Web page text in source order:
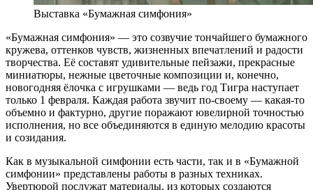
Выставка «Бумажная симфония»
«Бумажная симфония» — это созвучие тончайшего бумажного
кружева, оттенков чувств, жизненных впечатлений и радости
творчества. Её составят удивительные пейзажи, прекрасные
миниатюры, нежные цветочные композиции и, конечно,
новогодняя ёлочка с игрушками — ведь год Тигра наступает
только 1 февраля. Каждая работа звучит по-своему — какая-то
объемно и фактурно, другие поражают ювелирной точностью
исполнения, но все объединяются в единую мелодию красоты
и созидания.
Как в музыкальной симфонии есть части, так и в «Бумажной
симфонии» представлены работы в разных техниках.
Увертюрой послужат материалы, из которых создаются